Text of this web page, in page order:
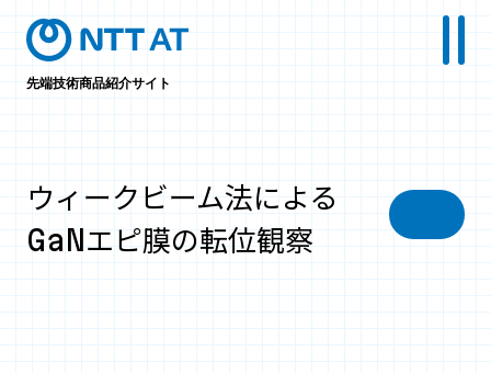
先端技術商品紹介サイト
ウィークビーム法による
GaNエピ膜の転位観察